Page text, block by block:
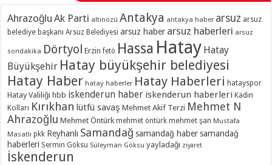
Ahrazoğlu Ak Parti altınözü Antakya antakya haber arsuz arsuz
belediye başkanı Arsuz Belediyesi arsuz haber arsuz haberleri arsuz
sondakika Dörtyol Erzin fetö Hassa Hatay Hatay
Büyükşehir Hatay büyükşehir belediyesi
Hatay Haber hatay haberler Hatay Haberleri hatayspor
Hatay Valiliği hbb iskenderun haber iskenderun haberleri Kadın
Kolları Kırıkhan lütfü savaş Mehmet Akif Terzi Mehmet N
Ahrazoğlu Mehmet Öntürk mehmet öntürk mehmet şan Mustafa
Masatlı pkk Reyhanlı Samandağ samandağ haber samandağ
haberleri Sermin Göksu Süleyman Göksu yayladağı ziyaret
İskenderun